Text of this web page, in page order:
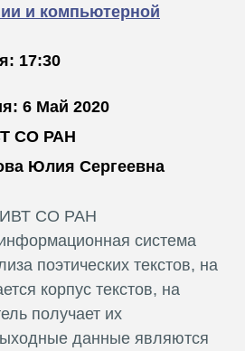
и компьютерной
17:30
6 Май 2020
СО РАН
Юлия Сергеевна
ИВТ СО РАН
система
поэтических текстов, на
корпус текстов, на
получает их
данные являются